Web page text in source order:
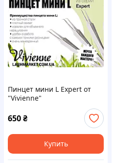
Пинцет мини L Expert от
"Vivienne"
650₴
Купить